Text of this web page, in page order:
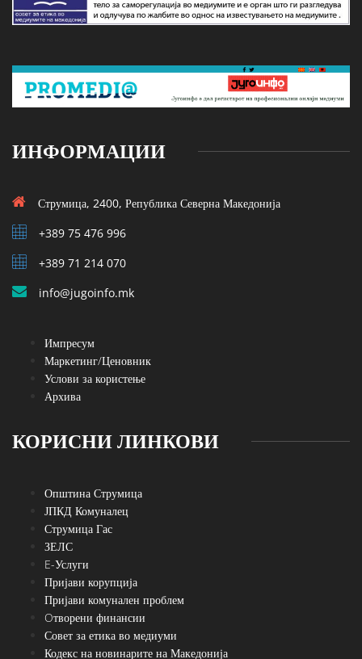
ИНФОРМАЦИИ
Струмица, 2400, Република Северна Македонија
+389 75 476 996
+389 71 214 070
info@jugoinfo.mk
Импресум
Маркетинг/Ценовник
Услови за користење
Архива
КОРИСНИ ЛИНКОВИ
Општина Струмица
ЈПКД Комуналец
Струмица Гас
ЗЕЛС
E-Услуги
Пријави корупција
Пријави комунален проблем
Oтворени финансии
Совет за етика во медиуми
Кодекс на новинарите на Македонија